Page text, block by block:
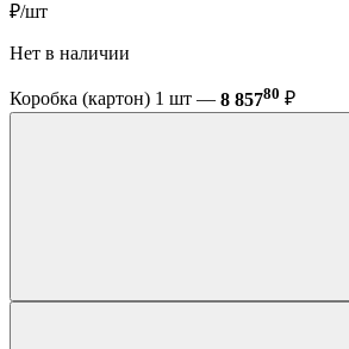
₽/шт
Нет в наличии
Коробка (картон) 1 шт — 8 85780 ₽